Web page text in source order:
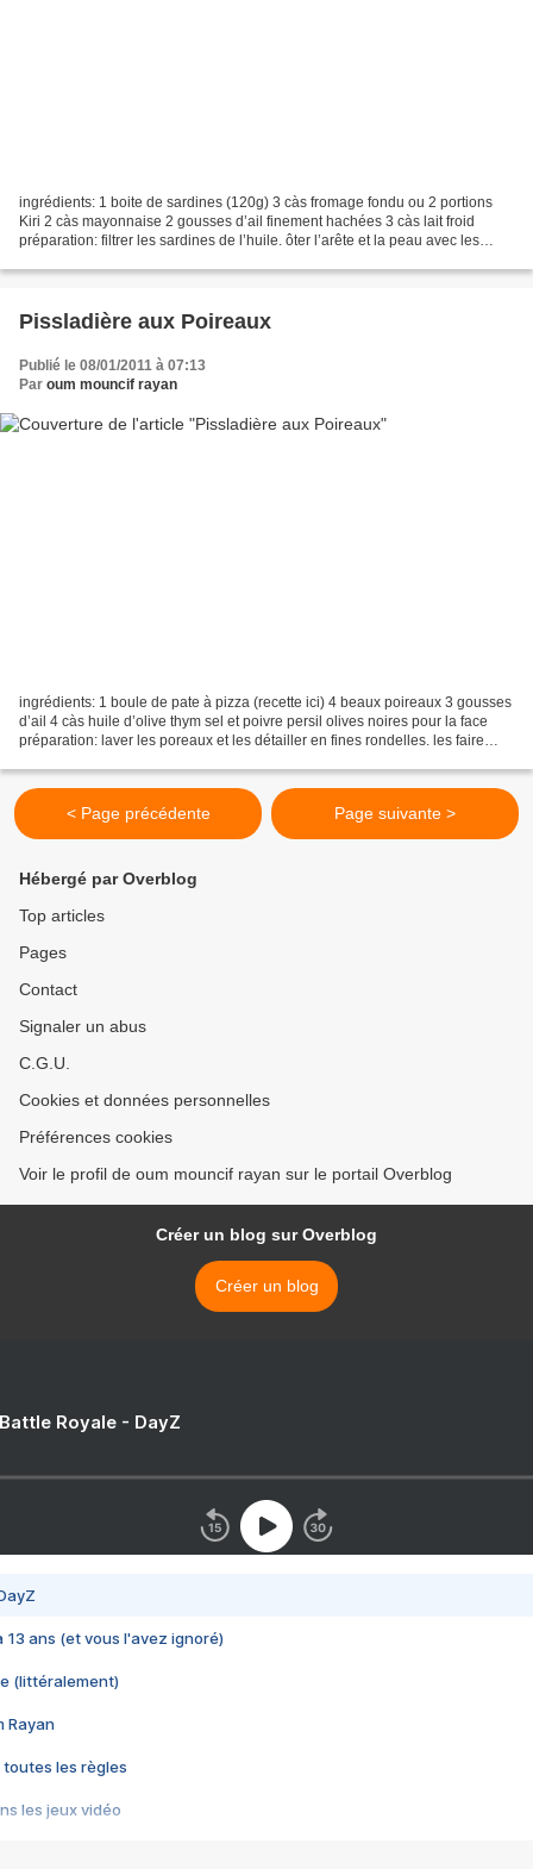
ingrédients: 1 boite de sardines (120g) 3 càs fromage fondu ou 2 portions
Kiri 2 càs mayonnaise 2 gousses d’ail finement hachées 3 càs lait froid
préparation: filtrer les sardines de l’huile. ôter l’arête et la peau avec les
Pissladière aux Poireaux
Publié le 08/01/2011 à 07:13
Par oum mouncif rayan
ingrédients: 1 boule de pate à pizza (recette ici) 4 beaux poireaux 3 gousses
d’ail 4 càs huile d’olive thym sel et poivre persil olives noires pour la face
préparation: laver les poreaux et les détailler en fines rondelles. les faire
< Page précédente Page suivante >
Hébergé par Overblog
Top articles
Pages
Contact
Signaler un abus
C.G.U.
Cookies et données personnelles
Préférences cookies
Voir le profil de oum mouncif rayan sur le portail Overblog
Créer un blog sur Overblog
Créer un blog
Royale - DayZ
13 ans (et vous l'avez ignoré)
(littéralement)
Rayan
toutes les règles
les jeux vidéo